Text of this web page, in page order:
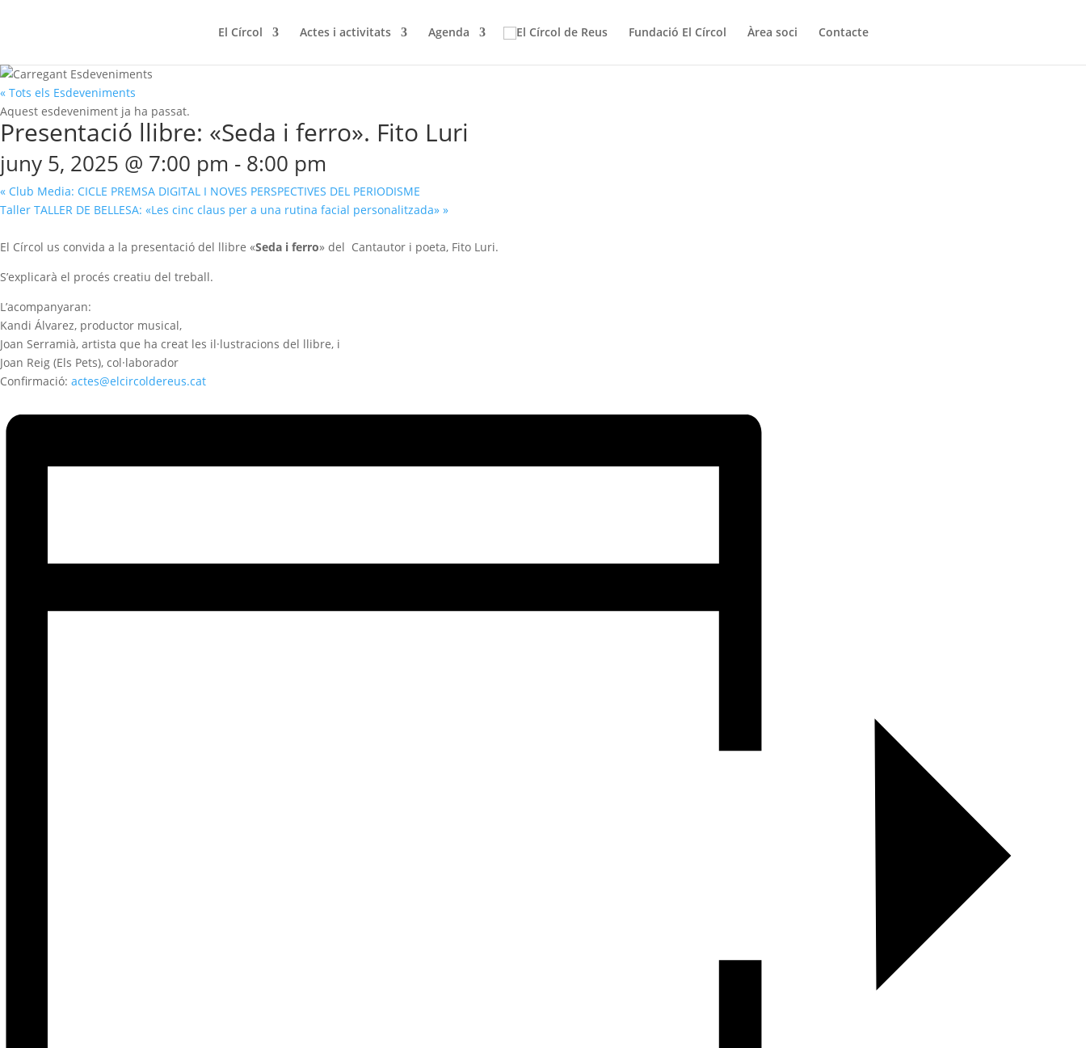
El Círcol Actes i activitats Agenda Fundació El Círcol Àrea soci Contacte
« Tots els Esdeveniments
Aquest esdeveniment ja ha passat.
Presentació llibre: «Seda i ferro». Fito Luri
juny 5, 2025 @ 7:00 pm - 8:00 pm
« Club Media: CICLE PREMSA DIGITAL I NOVES PERSPECTIVES DEL PERIODISME
Taller TALLER DE BELLESA: «Les cinc claus per a una rutina facial personalitzada» »
El Círcol us convida a la presentació del llibre «Seda i ferro» del Cantautor i poeta, Fito Luri.
S’explicarà el procés creatiu del treball.
L’acompanyaran:
Kandi Álvarez, productor musical,
Joan Serramià, artista que ha creat les il·lustracions del llibre, i
Joan Reig (Els Pets), col·laborador
Confirmació: actes@elcircoldereus.cat